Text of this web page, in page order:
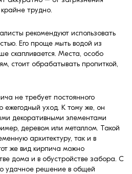
трудно.
рекомендуют использовать
Его проще мыть водой из
скапливается. Места, особо
стоит обрабатывать пропиткой,
не требует постоянного
ежегодный уход. К тому же, он
декоративными элементами
деревом или металлом. Такой
архитектуру, так и в
же вид кирпича можно
дома и в обустройстве забора. С
удачное решение в общей